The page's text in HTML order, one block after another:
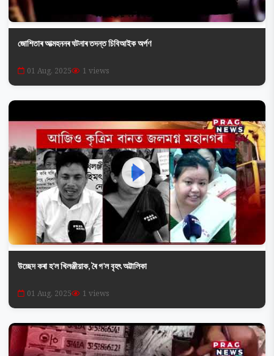
জোশিতাৰ আত্মহননৰ ঘটনাৰ তদন্ত চিবিআইক অৰ্পণ
01 Aug, 2025 1 views
উচ্ছেদ কৰা হ’ল খিলঞ্জীয়াক, ৰৈ গ’ল বৃহৎ অট্টালিকা
01 Aug, 2025 1 views